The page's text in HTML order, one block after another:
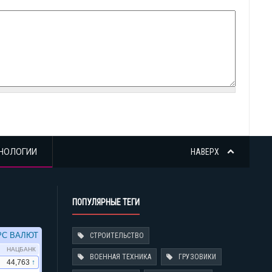
НАВЕРХ
ПОПУЛЯРНЫЕ ТЕГИ
СТРОИТЕЛЬСТВО
ВОЕННАЯ ТЕХНИКА ГРУЗОВИКИ